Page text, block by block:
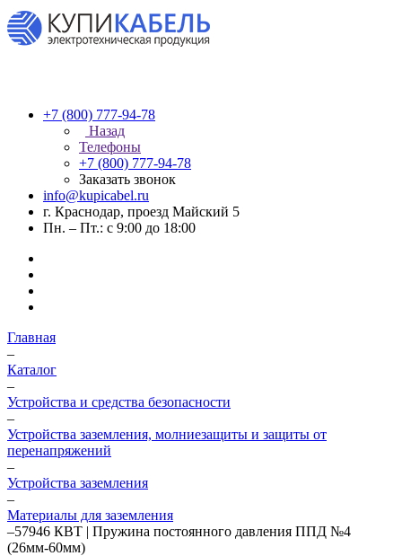
+7 (800) 777-94-78
Назад
Телефоны
+7 (800) 777-94-78
Заказать звонок
info@kupicabel.ru
г. Краснодар, проезд Майский 5
Пн. – Пт.: с 9:00 до 18:00
Главная
–
Каталог
–
Устройства и средства безопасности
–
Устройства заземления, молниезащиты и защиты от
перенапряжений
–
Устройства заземления
–
Материалы для заземления
–57946 КВТ | Пружина постоянного давления ППД №4
(26мм-60мм)